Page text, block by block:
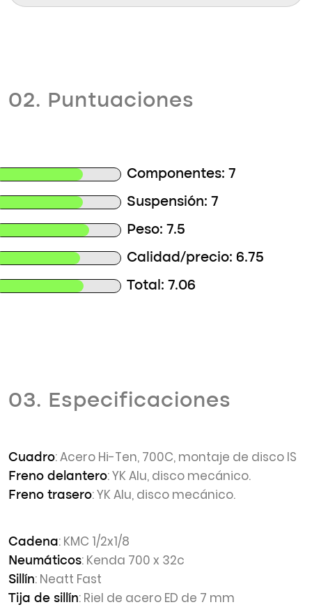
02. Puntuaciones
Componentes: 7
Suspensión: 7
Peso: 7.5
Calidad/precio: 6.75
Total: 7.06
03. Especificaciones
Cuadro: Acero Hi-Ten, 700C, montaje de disco IS
Freno delantero: YK Alu, disco mecánico.
Freno trasero: YK Alu, disco mecánico.
Cadena: KMC 1/2x1/8
Neumáticos: Kenda 700 x 32c
Sillín: Neatt Fast
Tija de sillín: Riel de acero ED de 7 mm